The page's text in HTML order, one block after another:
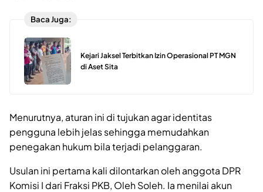
Baca Juga:
Kejari Jaksel Terbitkan Izin Operasional PT MGN
di Aset Sita
Menurutnya, aturan ini di tujukan agar identitas
pengguna lebih jelas sehingga memudahkan
penegakan hukum bila terjadi pelanggaran.
Usulan ini pertama kali dilontarkan oleh anggota DPR
Komisi I dari Fraksi PKB, Oleh Soleh. Ia menilai akun